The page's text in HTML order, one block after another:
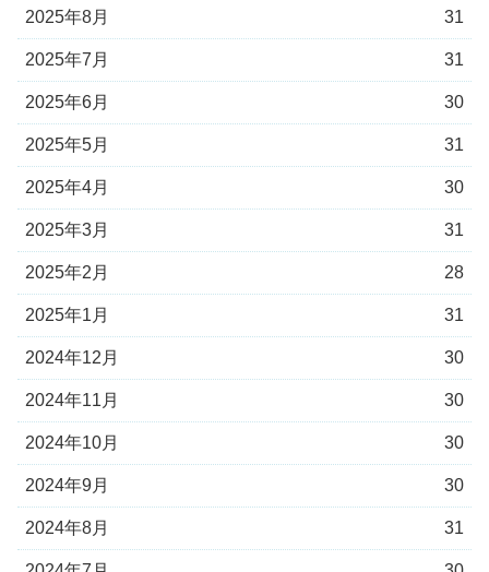
2025年8月 31
2025年7月 31
2025年6月 30
2025年5月 31
2025年4月 30
2025年3月 31
2025年2月 28
2025年1月 31
2024年12月 30
2024年11月 30
2024年10月 30
2024年9月 30
2024年8月 31